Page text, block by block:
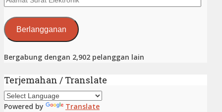
Surat
Elektronik
Berlangganan
Bergabung dengan 2,902 pelanggan lain
Terjemahan / Translate
Powered by
Translate